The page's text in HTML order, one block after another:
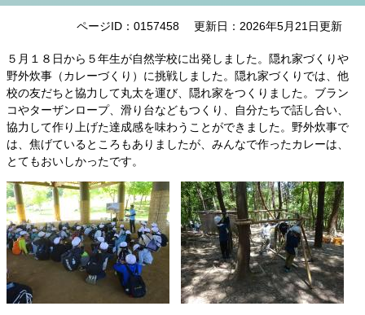
ページID：0157458 更新日：2026年5月21日更新
５月１８日から５年生が自然学校に出発しました。隠れ家づくりや
野外炊事（カレーづくり）​に挑戦しました。隠れ家づくりでは、他
校の友だちと協力して丸太を運び、隠れ家をつくりました。ブラン
コやターザンロープ、滑り台などもつくり、自分たちで話し合い、
協力して作り上げた達成感を味わうことができました。野外炊事で
は、焦げているところもありましたが、みんなで作ったカレーは、
とてもおいしかったです。